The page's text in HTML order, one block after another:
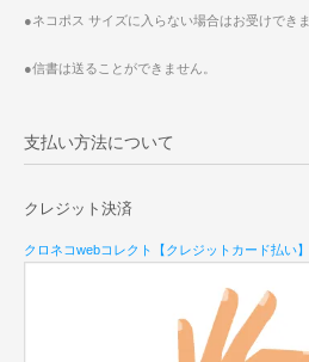
●ネコポス サイズに入らない場合はお受けできま
●信書は送ることができません。
支払い方法について
クレジット決済
クロネコwebコレクト【クレジットカード払い】